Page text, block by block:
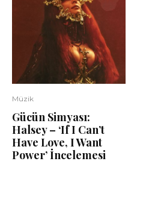
Müzik
Gücün Simyası:
Halsey – ‘If I Can’t
Have Love, I Want
Power’ İncelemesi